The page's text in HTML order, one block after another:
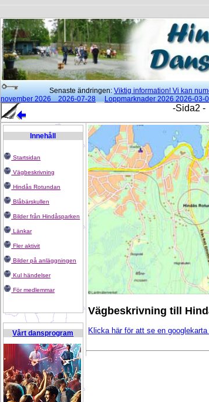
Senaste ändringen: Viktig information! Vi kan
november 2026 2026-07-28
Loppmarknader 2026 2026-03-
15:00 2026-02-25
Moderna danser klockan 18:00 - 21:30
Rotundan
2025-01-14
-Sida2 -
Innehåll
Startsidan
Vägbeskrivning
Hindås Rotundan
Blåbärskullen
Bilder från Hindåsparken
Länkar
Fler aktivit
Bilder på anläggningen
Kul händelser
För medlemmar
Vårt dansprogram
Vägbeskrivning till
Klicka här för att se en